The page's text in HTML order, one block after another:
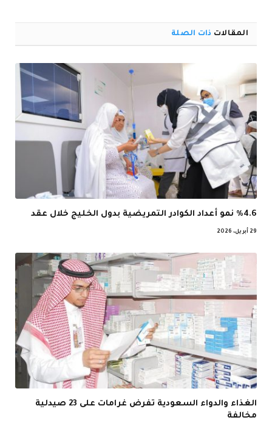
المقالات ذات الصلة
%4.6 نمو أعداد الكوادر التمريضية بدول الخليج خلال عقد
29 أبريل، 2026
الغذاء والدواء السعودية تفرض غرامات على 23 صيدلية
مخالفة